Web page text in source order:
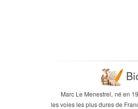
Marc Le Menestrel, né en
les voies les plus dures de